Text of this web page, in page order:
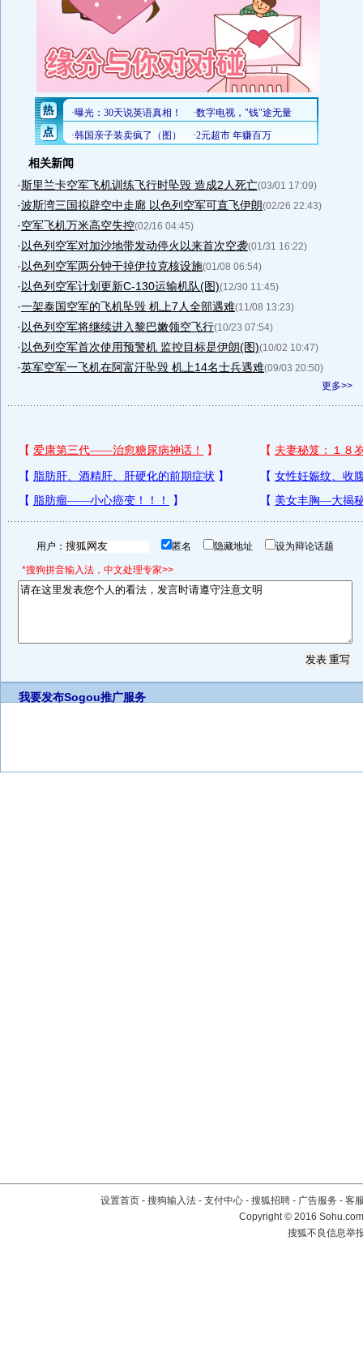
相关新闻
·斯里兰卡空军飞机训练飞行时坠毁 造成2人死亡(03/01 17:09)
·波斯湾三国拟辟空中走廊 以色列空军可直飞伊朗(02/26 22:43)
·空军飞机万米高空失控(02/16 04:45)
· 以色列空军对加沙地带发动停火以来首次空袭(01/31 16:22)
· 以色列空军两分钟干掉伊拉克核设施(01/08 06:54)
· 以色列空军计划更新C-130运输机队(图)(12/30 11:45)
·一架泰国空军的飞机坠毁 机上7人全部遇难(11/08 13:23)
· 以色列空军将继续进入黎巴嫩领空飞行(10/23 07:54)
· 以色列空军首次使用预警机 监控目标是伊朗(图)(10/02 10:47)
·英军空军一飞机在阿富汗坠毁 机上14名士兵遇难(09/03 20:50)
更多>>
用户： 匿名 隐藏地址 设为辩论话题
*搜狗拼音输入法，中文处理专家>>
我要发布Sogou推广服务
设置首页 - 搜狗输入法 - 支付中心 - 搜狐招聘 - 广告服务 - 客
Copyright©2016
搜狐不良信息举